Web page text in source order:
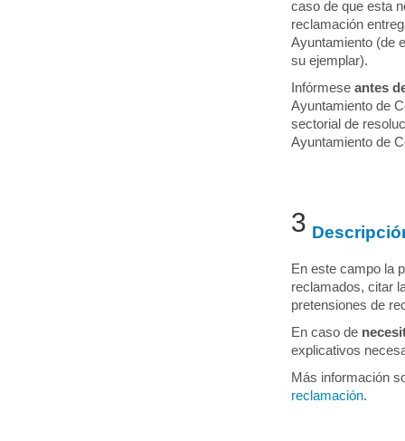
caso de que esta
reclamación
Ayuntamiento (de
su ejemplar).
Infórmeseantes
Ayuntamiento de
sectorial de
Ayuntamiento de
3
En este campo la
reclamados, citar
pretensiones de
En caso de
explicativos
Más información
reclamación.